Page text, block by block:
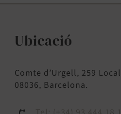
Ubicació
Comte d’Urgell, 259 Local
08036, Barcelona.